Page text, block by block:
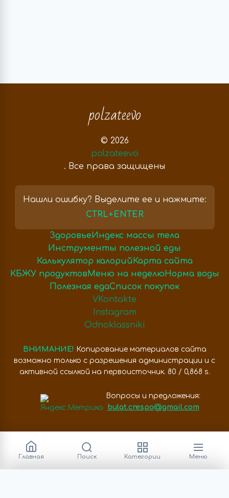
polzateevo
© 2026
polzateevo
. Все права защищены
Нашли ошибку? Выделите ее и нажмите:
CTRL+ENTER
Здоровье Индекс массы тела
Инструменты полезной еды
Калькулятор калорий Карта сайта
КБЖУ продуктов Меню на неделю Норма воды
Полезная едаСписок покупок
VKontakte
Instagram
Odnoklassniki
ВНИМАНИЕ! Копирование материалов сайта
возможно только с разрешения администрации и с
активной ссылкой на первоисточник. 80 / 0,868 s.
Вопросы и предложения:
bulat.crespo@gmail.com
Главная Поиск Категории Меню